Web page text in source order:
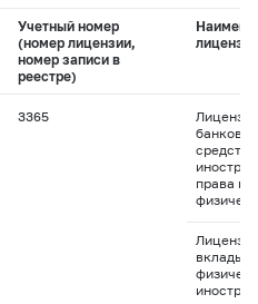
Учетный номер
(номер лицензии,
номер записи в
реестре)
лицензии
3365
права
вклады